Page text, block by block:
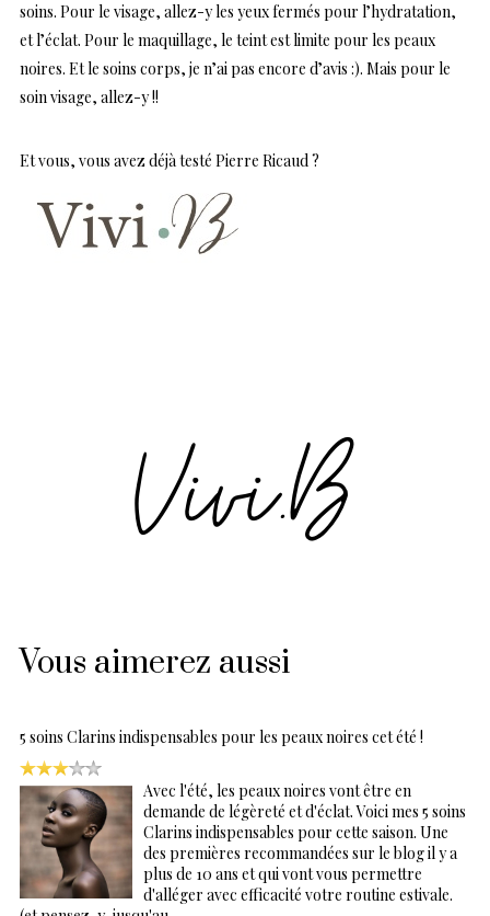
soins. Pour le visage, allez-y les yeux fermés pour l’hydratation,
et l’éclat. Pour le maquillage, le teint est limite pour les peaux
noires. Et le soins corps, je n’ai pas encore d’avis :). Mais pour le
soin visage, allez-y !!
Et vous, vous avez déjà testé Pierre Ricaud ?
Vous aimerez aussi
5 soins Clarins indispensables pour les peaux noires cet été !
Avec l'été, les peaux noires vont être en
demande de légèreté et d'éclat. Voici mes 5 soins
Clarins indispensables pour cette saison. Une
des premières recommandées sur le blog il y a
plus de 10 ans et qui vont vous permettre
d'alléger avec efficacité votre routine estivale.